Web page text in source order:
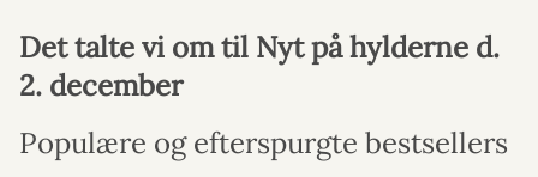
Det talte vi om til Nyt på hylderne d.
2. december
Populære og efterspurgte bestsellers